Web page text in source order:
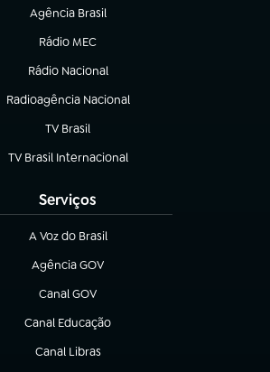
Agência Brasil
(abre em nova aba)
Rádio MEC
(abre em nova aba)
Rádio Nacional
Radioagência Nacional
(abre em nova aba)
TV Brasil
(abre em nova aba)
TV Brasil Internacional
(abre em nova aba)
Serviços
A Voz do Brasil
(abre em nova aba)
Agência GOV
(abre em nova aba)
Canal GOV
(abre em nova aba)
Canal Educação
(abre em nova aba)
Canal Libras
(abre em nova aba)